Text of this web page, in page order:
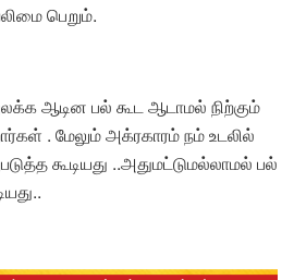
பெறும்.
ஆடின பல் கூட ஆடாமல் நிற்கும்
. மேலும் அக்ரகாரம் நம் உடலில்
கூடியது ..அதுமட்டுமல்லாமல் பல்